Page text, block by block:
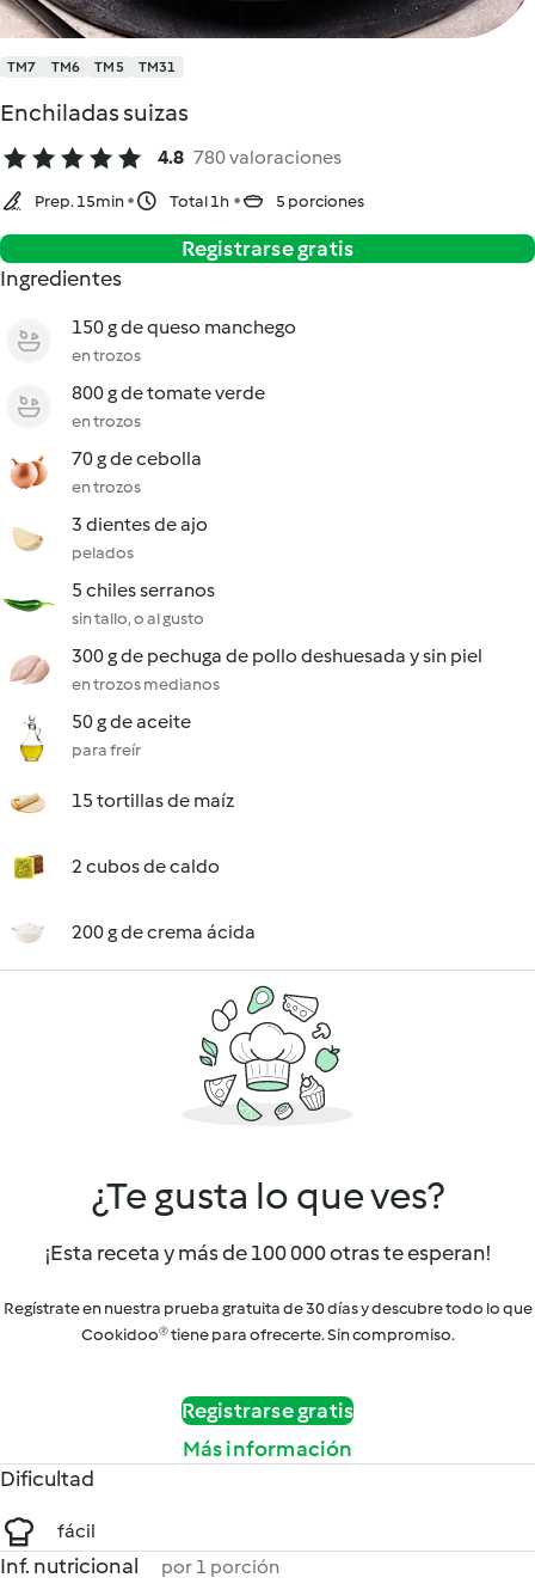
TM7 TM6 TM5 TM31
Enchiladas suizas
4.8 780 valoraciones
Prep. 15min Total 1h 5 porciones
Registrarse gratis
Ingredientes
150 g de queso manchego
en trozos
800 g de tomate verde
en trozos
70 g de cebolla
en trozos
3 dientes de ajo
pelados
5 chiles serranos
sin tallo, o al gusto
300 g de pechuga de pollo deshuesada y sin piel
en trozos medianos
50 g de aceite
para freír
15 tortillas de maíz
2 cubos de caldo
200 g de crema ácida
¿Te gusta lo que ves?
¡Esta receta y más de 100 000 otras te esperan!
Regístrate en nuestra prueba gratuita de 30 días y descubre todo lo que
Cookidoo® tiene para ofrecerte. Sin compromiso.
Registrarse gratis
Más información
Dificultad
fácil
Inf. nutricional por 1 porción